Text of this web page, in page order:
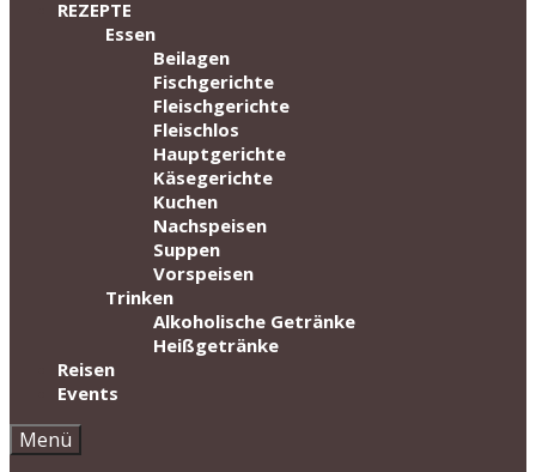
REZEPTE
Essen
Beilagen
Fischgerichte
Fleischgerichte
Fleischlos
Hauptgerichte
Käsegerichte
Kuchen
Nachspeisen
Suppen
Vorspeisen
Trinken
Alkoholische Getränke
Heißgetränke
Reisen
Events
Menü